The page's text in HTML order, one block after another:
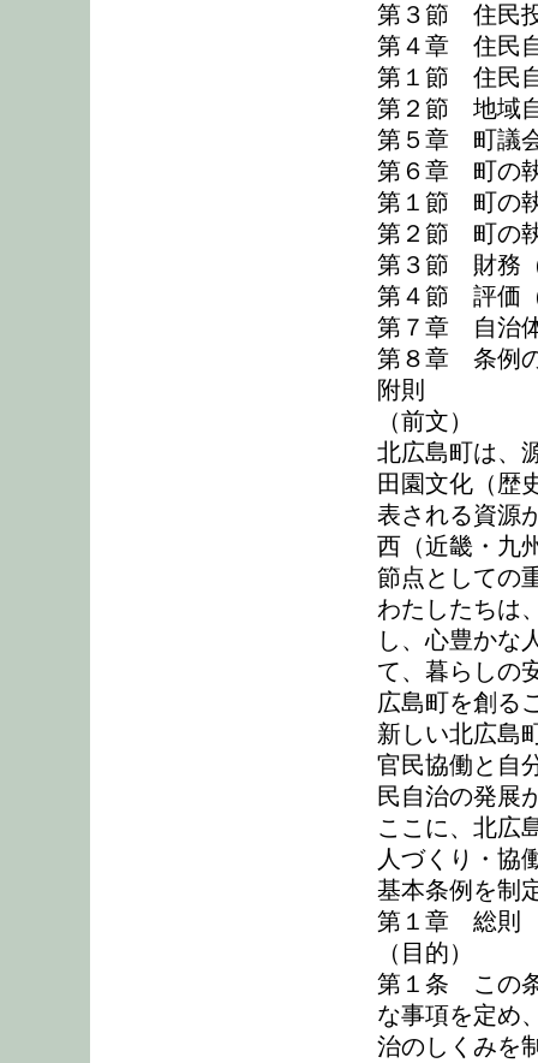
第３節 住民
第４章 住民
第１節 住民
第２節 地域
第５章 町議
第６章 町の
第１節 町の
第２節 町の
第３節 財務
第４節 評価
第７章 自治
第８章 条例
附則
（前文）
北広島町は、
田園文化（歴
表される資源
西（近畿・九
節点としての
わたしたちは
し、心豊かな
て、暮らしの
広島町を創る
新しい北広島
官民協働と自
民自治の発展
ここに、北広
人づくり・協
基本条例を制
第１章 総則
（目的）
第１条 この
な事項を定め
治のしくみを